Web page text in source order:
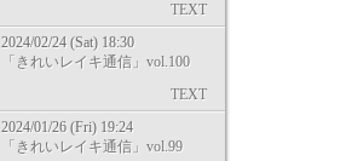
TEXT
2024/02/24 (Sat) 18:30
「きれいレイキ通信」vol.100
TEXT
2024/01/26 (Fri) 19:24
「きれいレイキ通信」vol.99